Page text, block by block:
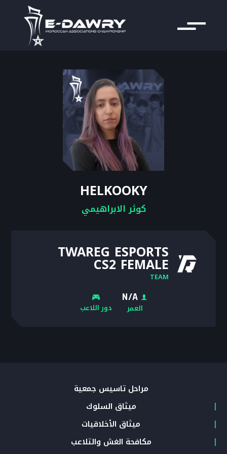
HELKOOKY
كوثر الابراهيمي
TWAREG ESPORTS
CS2 FEMALE
TEAM
N/A
العمر دور اللاعب
مراحل تأسيس جمعية
ميثاق السلوك
ميثاق الأخلاقيات
مكافحة الغش والتلاعب